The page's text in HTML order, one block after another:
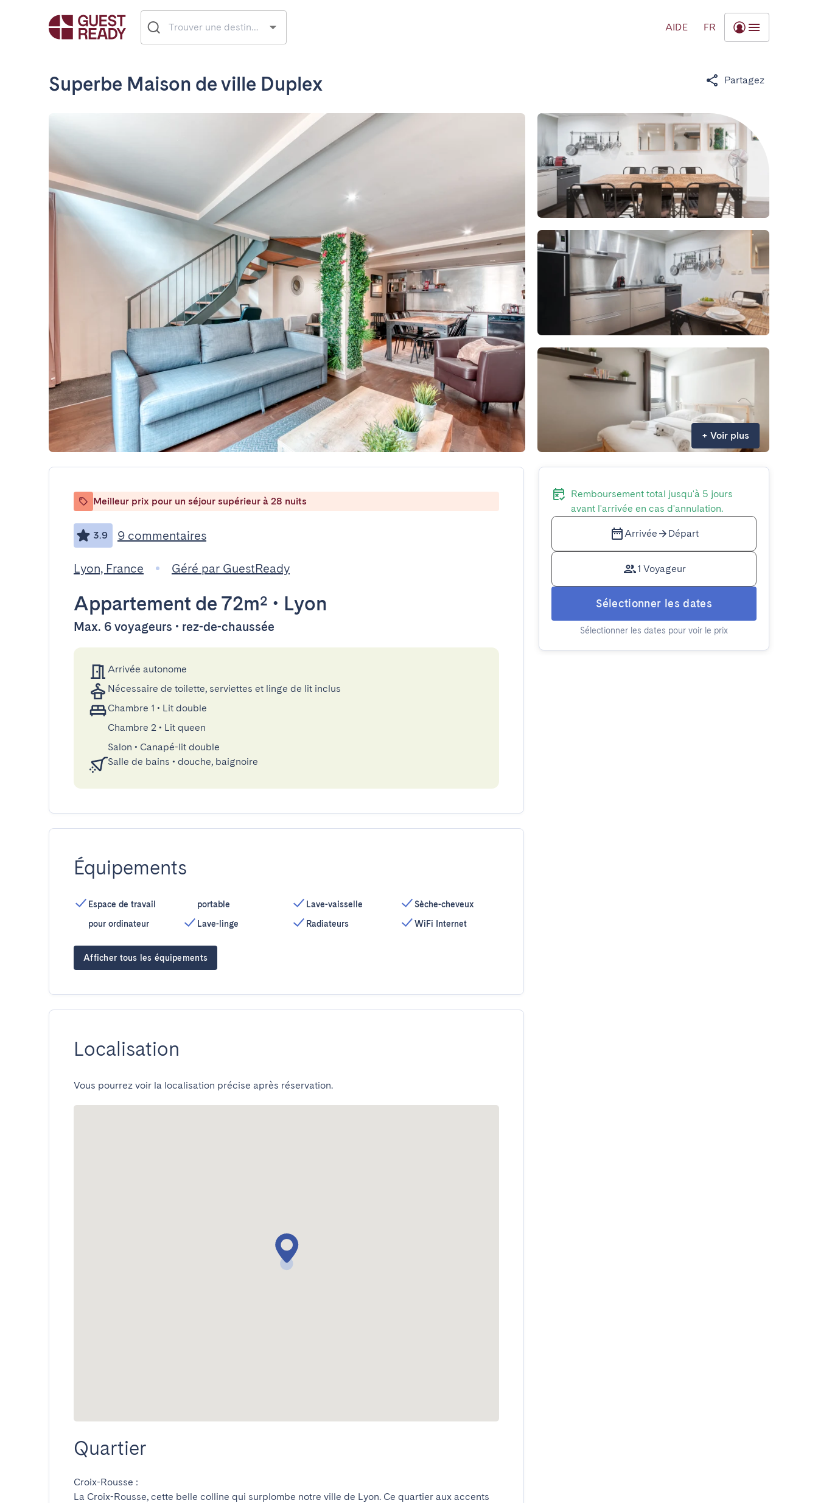
AIDE FR
Superbe Maison de ville Duplex Partagez
+ Voir plus
Meilleur prix pour un séjour supérieur à 28 nuits
3.9 9 commentaires
Lyon, France Géré par GuestReady
Appartement de 72m² • Lyon
Max. 6 voyageurs • rez-de-chaussée
Arrivée autonome
Nécessaire de toilette, serviettes et linge de lit inclus
Chambre 1 • Lit double
Chambre 2 • Lit queen
Salon • Canapé-lit double
Salle de bains • douche, baignoire
Équipements
Espace de travail
pour ordinateur
portable
Lave-linge
Lave-vaisselle
Radiateurs
Sèche-cheveux
WiFi Internet
Afficher tous les équipements
Localisation
Vous pourrez voir la localisation précise après réservation.
Quartier
Croix-Rousse :
La Croix-Rousse, cette belle colline qui surplombe notre ville de Lyon. Ce quartier aux accents
Remboursement total jusqu'à 5 jours
avant l'arrivée en cas d'annulation.
Arrivée Départ
1 Voyageur
Sélectionner les dates
Sélectionner les dates pour voir le prix